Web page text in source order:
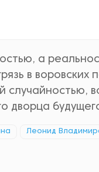
а
в воровских
дворца
Леонид